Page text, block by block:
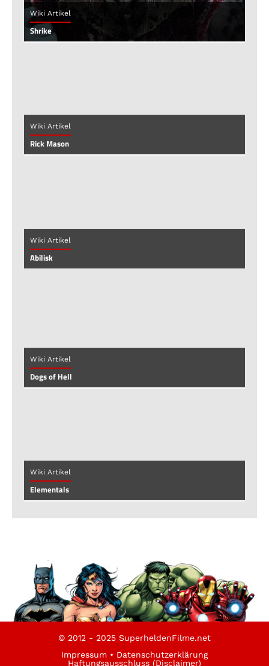
Wiki Artikel
Shrike
Wiki Artikel
Rick Mason
Wiki Artikel
Abilisk
Wiki Artikel
Dogs of Hell
Wiki Artikel
Elementals
© 2012 - 2025 SuperheldenFilme.net
Impressum • Datenschutzerklärung
Haftungsausschluss (Disclaimer)